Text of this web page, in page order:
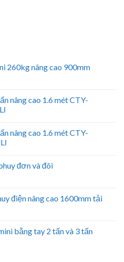
260kg nâng cao 900mm
nâng cao 1.6 mét CTY-
nâng cao 1.6 mét CTY-
đơn và đôi
điện nâng cao 1600mm tải
bằng tay 2 tấn và 3 tấn